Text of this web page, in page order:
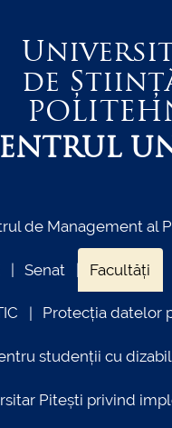
de
de Management al
Senat Facultăți
Protecția datelor
studenții cu
Pitești privind